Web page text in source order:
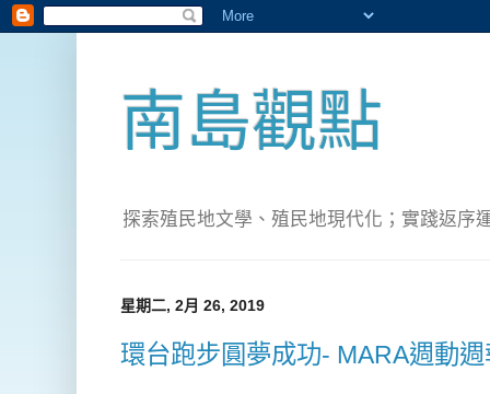
南島觀點
探索殖民地文學、殖民地現代化；實踐返序
星期二, 2月 26, 2019
環台跑步圓夢成功- MARA週動